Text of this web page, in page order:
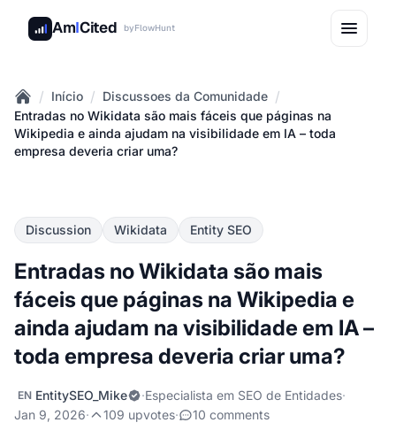
AmICited byFlowHunt
Home
/ Início / Discussoes da Comunidade /
Entradas no Wikidata são mais fáceis que páginas na
Wikipedia e ainda ajudam na visibilidade em IA – toda
empresa deveria criar uma?
Discussion Wikidata Entity SEO
Entradas no Wikidata são mais
fáceis que páginas na Wikipedia e
ainda ajudam na visibilidade em IA –
toda empresa deveria criar uma?
EN EntitySEO_Mike ·Especialista em SEO de Entidades·
Jan 9, 2026· 109 upvotes· 10 comments